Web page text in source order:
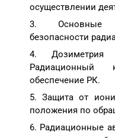
осуществлении
Основные
безопасности
Дозиметрия
Радиационный
обеспечение РК.
Защита от
положения по
Радиационные